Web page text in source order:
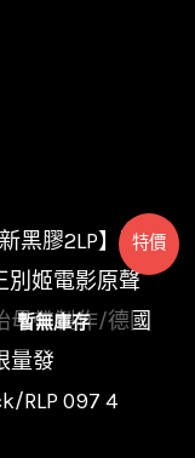
特價
暫無庫存